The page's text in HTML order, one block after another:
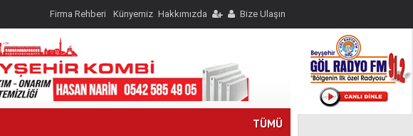
Firma Rehberi Künyemiz Hakkımızda Bize Ulaşın
TÜMÜ